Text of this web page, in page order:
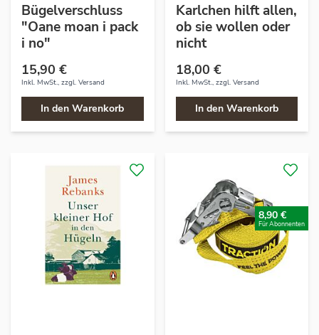
Bügelverschluss
"Oane moan i pack
i no"
15,90 €
Inkl. MwSt., zzgl. Versand
In den Warenkorb
Karlchen hilft allen,
ob sie wollen oder
nicht
18,00 €
Inkl. MwSt., zzgl. Versand
In den Warenkorb
8,90 €
Für Abonnenten